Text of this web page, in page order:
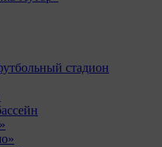
стадион